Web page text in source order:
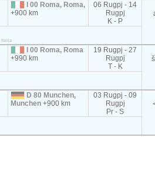
I 00 Roma, Roma,
+900 km
06 Rugpj - 14
Rugpj
K - P
Italija
I 00 Roma, Roma
+990 km
19 Rugpj - 27
Rugpj
T - K
D 80 Munchen,
Munchen+900 km
03 Rugpj - 09
Rugpj
Pr - S